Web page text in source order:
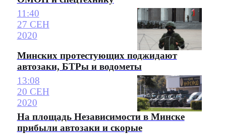
11:40
27 СЕН
2020
Минских протестующих поджидают
автозаки, БТРы и водометы
13:08
20 СЕН
2020
На площадь Независимости в Минске
прибыли автозаки и скорые